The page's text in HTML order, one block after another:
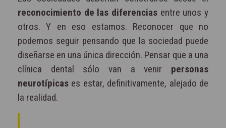
reconocimiento de las diferencias entre unos y
otros. Y en eso estamos. Reconocer que no
podemos seguir pensando que la sociedad puede
diseñarse en una única dirección. Pensar que a una
clínica dental sólo van a venir personas
neurotípicas es estar, definitivamente, alejado de
la realidad.